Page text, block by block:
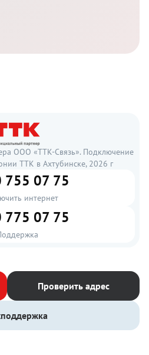
ООО «ТТК-Связь». Подключение
ТТК в Ахтубинске, 2026 г
755 07 75
интернет
775 07 75
Проверить адрес